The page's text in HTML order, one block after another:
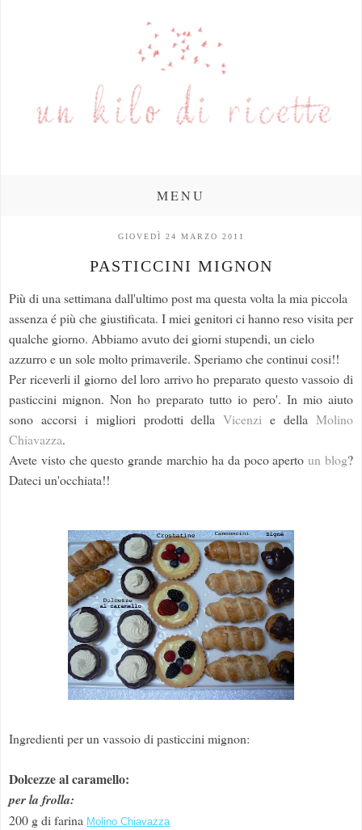
MENU
GIOVEDÌ 24 MARZO 2011
PASTICCINI MIGNON
Più di una settimana dall'ultimo post ma questa volta la mia piccola
assenza é più che giustificata. I miei genitori ci hanno reso visita per
qualche giorno. Abbiamo avuto dei giorni stupendi, un cielo
azzurro e un sole molto primaverile. Speriamo che continui cosi!!
Per riceverli il giorno del loro arrivo ho preparato questo vassoio di
pasticcini mignon. Non ho preparato tutto io pero'. In mio aiuto
sono accorsi i migliori prodotti dellaVicenzi e dellaMolino
Chiavazza.
Avete visto che questo grande marchio ha da poco apertoun blog?
Dateci un'occhiata!!
Ingredienti per un vassoio di pasticcini mignon:
Dolcezze al caramello:
per la frolla:
200 g di farina Molino Chiavazza